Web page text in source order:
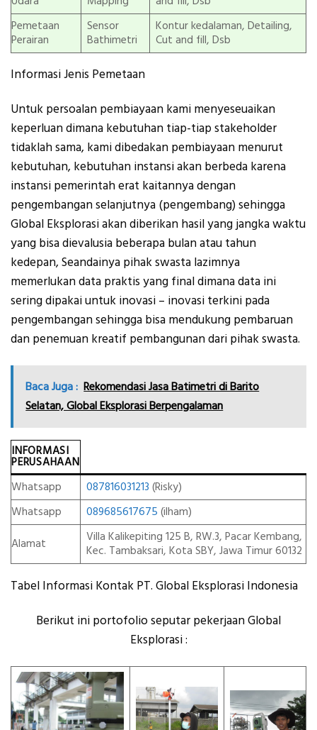
Pemetaan
Perairan
Sensor
Bathimetri
Kontur kedalaman, Detailing,
Cut and fill, Dsb
Informasi Jenis Pemetaan
Untuk persoalan pembiayaan kami menyeseuaikan
keperluan dimana kebutuhan tiap-tiap stakeholder
tidaklah sama, kami dibedakan pembiayaan menurut
kebutuhan, kebutuhan instansi akan berbeda karena
instansi pemerintah erat kaitannya dengan
pengembangan selanjutnya (pengembang) sehingga
Global Eksplorasi akan diberikan hasil yang jangka waktu
yang bisa dievalusia beberapa bulan atau tahun
kedepan, Seandainya pihak swasta lazimnya
memerlukan data praktis yang final dimana data ini
sering dipakai untuk inovasi – inovasi terkini pada
pengembangan sehingga bisa mendukung pembaruan
dan penemuan kreatif pembangunan dari pihak swasta.
Baca Juga : Rekomendasi Jasa Batimetri di Barito
Selatan, Global Eksplorasi Berpengalaman
INFORMASI
PERUSAHAAN
Whatsapp
087816031213 (Risky)
Whatsapp
089685617675 (ilham)
Alamat
Villa Kalikepiting 125 B, RW.3, Pacar Kembang,
Kec. Tambaksari, Kota SBY, Jawa Timur 60132
Tabel Informasi Kontak PT. Global Eksplorasi Indonesia
Berikut ini portofolio seputar pekerjaan Global
Eksplorasi :